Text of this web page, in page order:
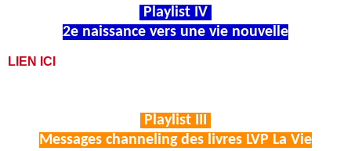
Playlist IV
2e naissance vers une vie nouvelle
LIEN ICI
Playlist III
Messages channeling des livres LVP La Vie